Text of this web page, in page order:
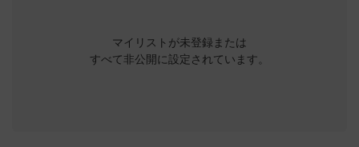
マイリストが未登録または
すべて非公開に設定されています。